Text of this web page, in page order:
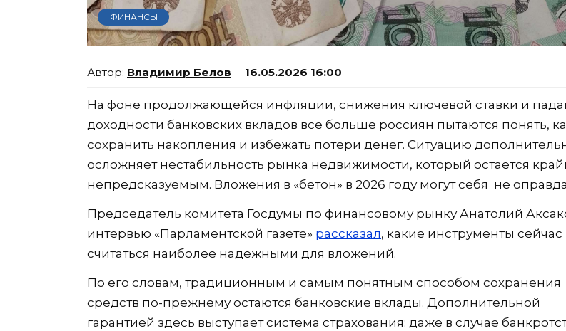
ФИНАНСЫ
Владимир Белов 16.05.2026 16:00
На фоне продолжающейся инфляции, снижения ключевой ставки и
доходности банковских вкладов все больше россиян пытаются понять,
сохранить накопления и избежать потери денег. Ситуацию
осложняет нестабильность рынка недвижимости, который остается
непредсказуемым. Вложения в «бетон» в 2026 году могут себя не
Председатель комитета Госдумы по финансовому рынку Анатолий
интервью «Парламентской газете» рассказал, какие инструменты сейчас
считаться наиболее надежными для вложений.
По его словам, традиционным и самым понятным способом сохранения
средств по-прежнему остаются банковские вклады. Дополнительной
гарантией здесь выступает система страхования: даже в случае